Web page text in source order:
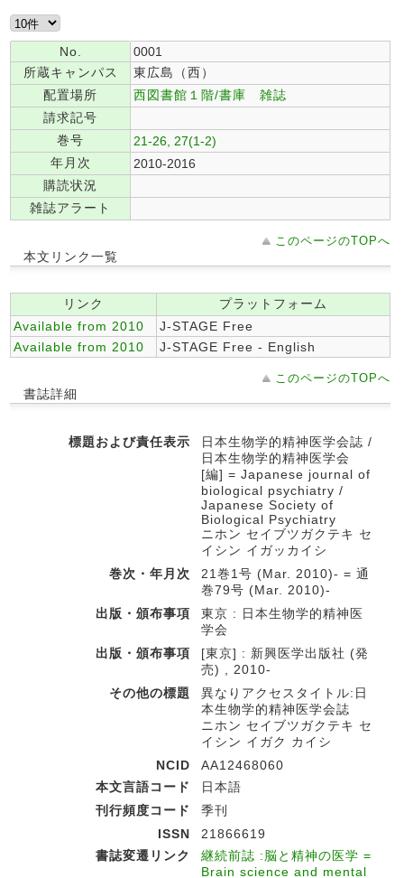
No.
0001
所蔵キャンパス
東広島（西）
配置場所
西図書館１階/書庫 雑誌
請求記号
巻号
21-26, 27(1-2)
年月次
2010-2016
購読状況
雑誌アラート
このページのTOPへ
本文リンク一覧
リンク
プラットフォーム
Available from 2010
J-STAGE Free
Available from 2010
J-STAGE Free - English
このページのTOPへ
書誌詳細
標題および責任表示
日本生物学的精神医学会誌 /
日本生物学的精神医学会
[編] = Japanese journal of
biological psychiatry /
Japanese Society of
Biological Psychiatry
ニホン セイブツガクテキ セ
イシン イガッカイシ
巻次・年月次
21巻1号 (Mar. 2010)- = 通
巻79号 (Mar. 2010)-
出版・頒布事項
東京 : 日本生物学的精神医
学会
出版・頒布事項
[東京] : 新興医学出版社 (発
売) , 2010-
その他の標題
異なりアクセスタイトル:日
本生物学的精神医学会誌
ニホン セイブツガクテキ セ
イシン イガク カイシ
NCID
AA12468060
本文言語コード
日本語
刊行頻度コード
季刊
ISSN
21866619
書誌変遷リンク
継続前誌 :脳と精神の医学 =
Brain science and mental